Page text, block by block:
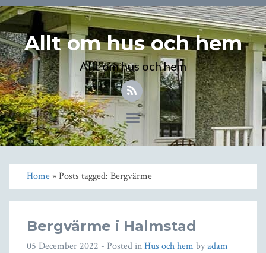
Allt om hus och hem
Allt om hus och hem
Toggle
navigation
Home» Posts tagged: Bergvärme
Bergvärme i Halmstad
05 December 2022 - Posted inHus och hem byadam